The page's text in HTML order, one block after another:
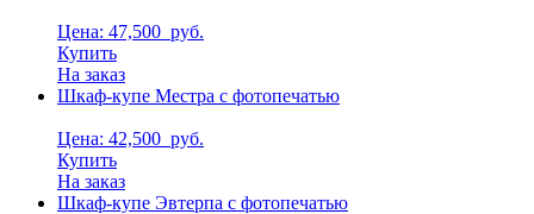
Цена: 47,500 руб.
Купить
На заказ
Шкаф-купе Местра с фотопечатью
Цена: 42,500 руб.
Купить
На заказ
Шкаф-купе Эвтерпа с фотопечатью